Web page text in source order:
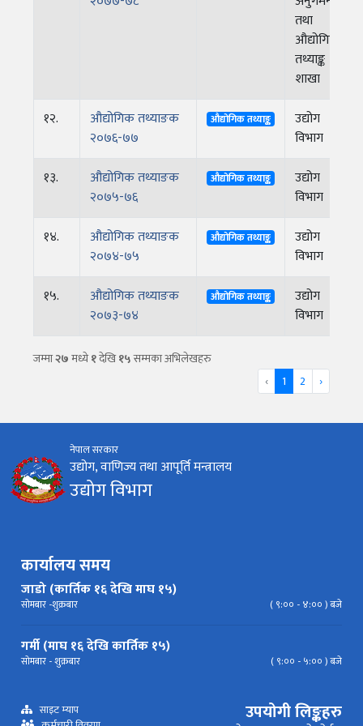
तथा
औद्योगिक
तथ्याङ्क
शाखा
१२.
औद्योगिक तथ्याङक
२०७६-७७
औद्योगिक तथ्याङ्क
उद्योग
विभाग
१३.
औद्योगिक तथ्याङक
२०७५-७६
औद्योगिक तथ्याङ्क
उद्योग
विभाग
१४.
औद्योगिक तथ्याङक
२०७४-७५
औद्योगिक तथ्याङ्क
उद्योग
विभाग
१५.
औद्योगिक तथ्याङक
२०७३-७४
औद्योगिक तथ्याङ्क
उद्योग
विभाग
जम्मा२७मध्ये१देखि१५सम्मका अभिलेखहरु
‹
1 2 ›
नेपाल सरकार
उद्योग, वाणिज्य तथा आपूर्ति मन्त्रालय
उद्योग विभाग
कार्यालय समय
जाडो (कार्तिक १६ देखि माघ १५)
सोमबार -शुक्रबार ( ९:०० - ४:०० ) बजे
गर्मी (माघ १६ देखि कार्तिक १५)
सोमबार - शुक्रबार ( ९:०० - ५:०० ) बजे
साइट म्याप
उपयोगी लिङ्कहरु